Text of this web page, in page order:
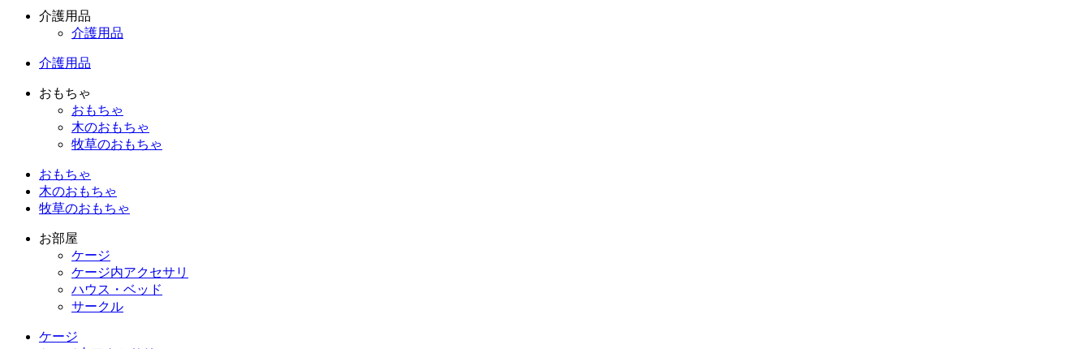
介護用品
介護用品
介護用品
おもちゃ
おもちゃ
木のおもちゃ
牧草のおもちゃ
おもちゃ
木のおもちゃ
牧草のおもちゃ
お部屋
ケージ
ケージ内アクセサリ
ハウス・ベッド
サークル
ケージ